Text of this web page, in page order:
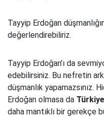
Tayyip Erdoğan
değerlendirebiliriz.
Tayyip Erdoğan’ı da
edebilirsiniz. Bu nefretin
düşmanlık yapamazsınız.
Erdoğan olmasa da
daha mantıklı bir gerekçe